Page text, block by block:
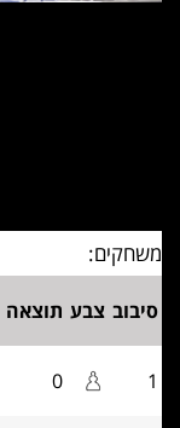
משחקים:
סיבוב צבע תוצאה
1
0